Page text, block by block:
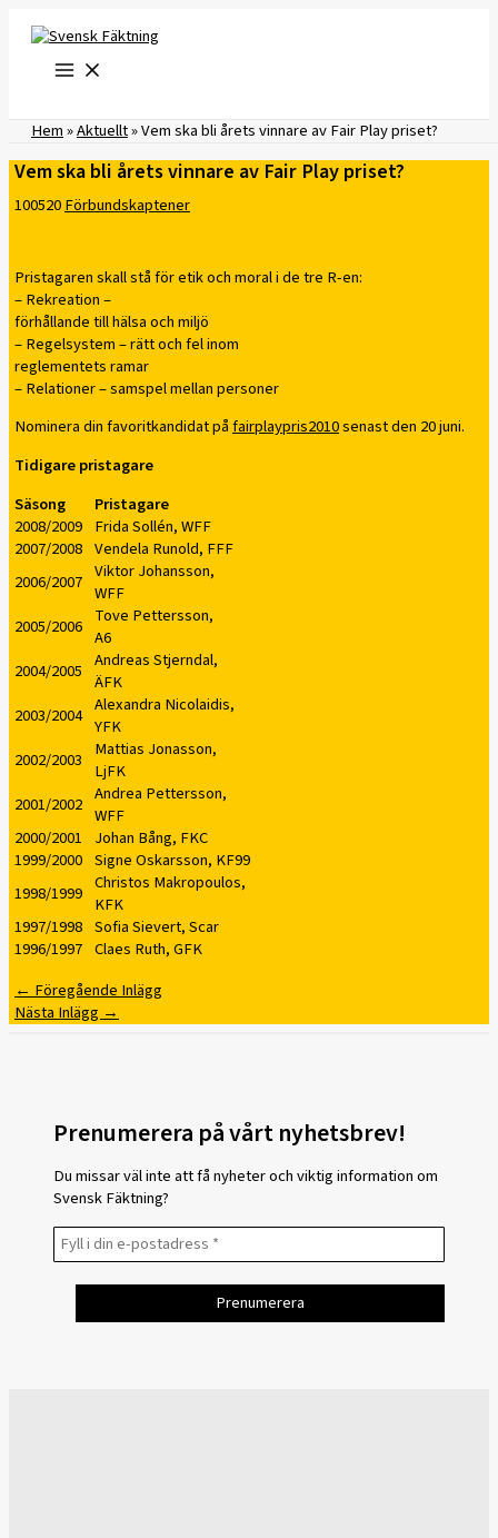
innehåll
Hem»Aktuellt»Vem ska bli årets vinnare av Fair Play priset?
Vem ska bli årets vinnare av Fair Play priset?
100520Förbundskaptener
Pristagaren skall stå för etik och moral i de tre R-en:
– Rekreation –
förhållande till hälsa och miljö
– Regelsystem – rätt och fel inom
reglementets ramar
– Relationer – samspel mellan personer
Nominera din favoritkandidat påfairplaypris2010senast den 20 juni.
Tidigare pristagare
Säsong
Pristagare
2008/2009 Frida Sollén, WFF
2007/2008 Vendela Runold, FFF
2006/2007 Viktor Johansson,
WFF
2005/2006 Tove Pettersson,
A6
2004/2005 Andreas Stjerndal,
ÄFK
2003/2004 Alexandra Nicolaidis,
YFK
2002/2003
Mattias Jonasson,
LjFK
2001/2002 Andrea Pettersson,
WFF
2000/2001
Johan Bång, FKC
1999/2000 Signe Oskarsson, KF99
1998/1999 Christos Makropoulos,
KFK
1997/1998 Sofia Sievert, Scar
1996/1997 Claes Ruth, GFK
← Föregående Inlägg
Nästa Inlägg →
Prenumerera på vårt nyhetsbrev!
Du missar väl inte att få nyheter och viktig information om
Svensk Fäktning?